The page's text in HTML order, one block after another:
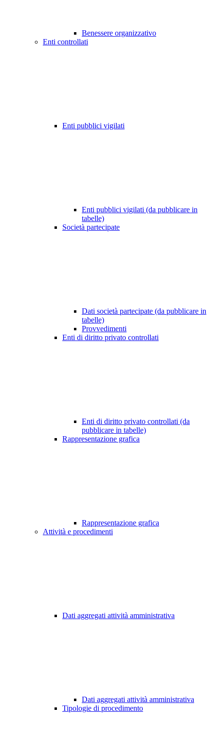
Benessere organizzativo
Enti controllati
Enti pubblici vigilati
Enti pubblici vigilati (da pubblicare in
tabelle)
Società partecipate
Dati società partecipate (da pubblicare in
tabelle)
Provvedimenti
Enti di diritto privato controllati
Enti di diritto privato controllati (da
pubblicare in tabelle)
Rappresentazione grafica
Rappresentazione grafica
Attività e procedimenti
Dati aggregati attività amministrativa
Dati aggregati attività amministrativa
Tipologie di procedimento